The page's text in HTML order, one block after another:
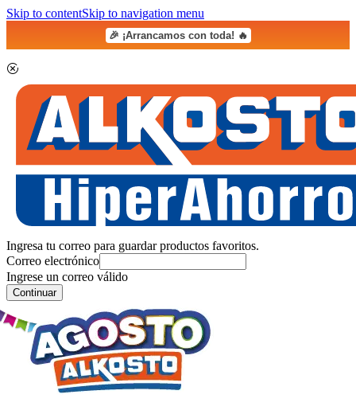
Skip to contentSkip to navigation menu
🎉 ¡Arrancamos con toda! 🔥
Ingresa tu correo para guardar productos favoritos.
Correo electrónico
Ingrese un correo válido
Continuar